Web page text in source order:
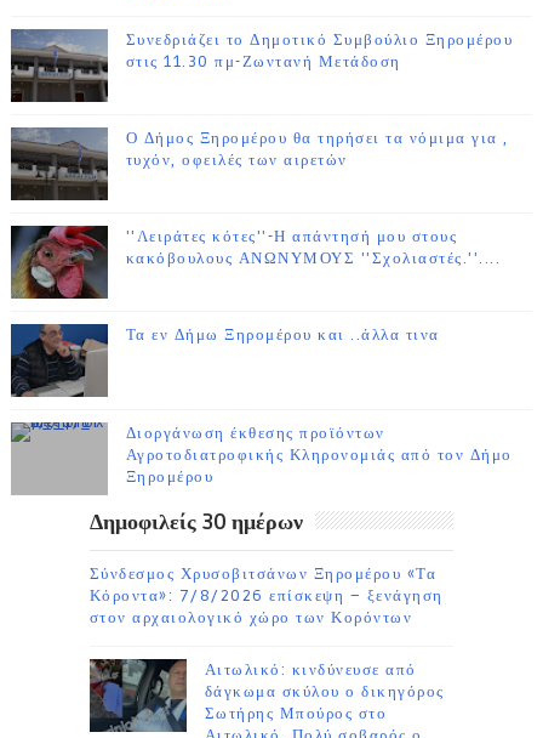
Συνεδριάζει το Δημοτικό Συμβούλιο Ξηρομέρου
στις 11.30 πμ-Ζωντανή Μετάδοση
Ο Δήμος Ξηρομέρου θα τηρήσει τα νόμιμα για ,
τυχόν, οφειλές των αιρετών
''Λειράτες κότες''-Η απάντησή μου στους
κακόβουλους ΑΝΩΝΥΜΟΥΣ ''Σχολιαστές.''....
Τα εν Δήμω Ξηρομέρου και ..άλλα τινα
Διοργάνωση έκθεσης προϊόντων
Αγροτοδιατροφικής Κληρονομιάς από τον Δήμο
Ξηρομέρου
Δημοφιλείς 30 ημέρων
Σύνδεσμος Χρυσοβιτσάνων Ξηρομέρου «Τα
Κόροντα»: 7/8/2026 επίσκεψη – ξενάγηση
στον αρχαιολογικό χώρο των Κορόντων
Αιτωλικό: κινδύνευσε από
δάγκωμα σκύλου ο δικηγόρος
Σωτήρης Μπούρος στο